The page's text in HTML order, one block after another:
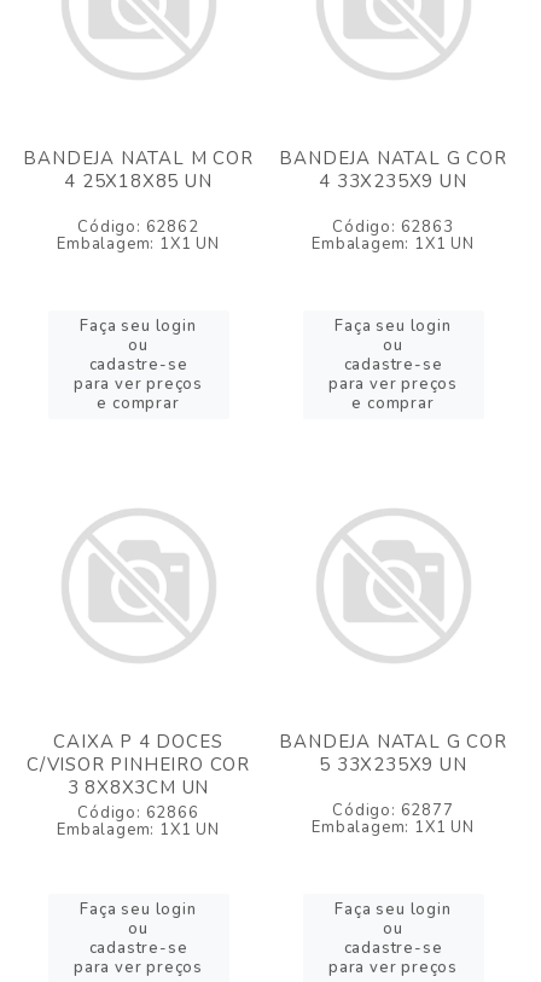
BANDEJA NATAL M COR
4 25X18X85 UN
Código: 62862
Embalagem: 1X1 UN
Faça seu login
ou
cadastre-se
para ver preços
e comprar
BANDEJA NATAL G COR
4 33X235X9 UN
Código: 62863
Embalagem: 1X1 UN
Faça seu login
ou
cadastre-se
para ver preços
e comprar
CAIXA P 4 DOCES
C/VISOR PINHEIRO COR
3 8X8X3CM UN
Código: 62866
Embalagem: 1X1 UN
Faça seu login
ou
cadastre-se
para ver preços
BANDEJA NATAL G COR
5 33X235X9 UN
Código: 62877
Embalagem: 1X1 UN
Faça seu login
ou
cadastre-se
para ver preços